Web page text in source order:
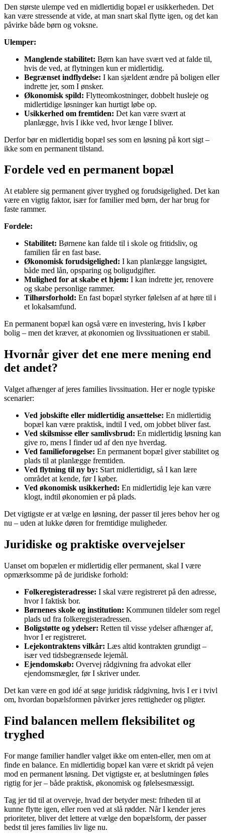
Den største ulempe ved en midlertidig bopæl er usikkerheden. Det
kan være stressende at vide, at man snart skal flytte igen, og det kan
påvirke både børn og voksne.
Ulemper:
Manglende stabilitet: Børn kan have svært ved at falde til,
hvis de ved, at flytningen kun er midlertidig.
Begrænset indflydelse: I kan sjældent ændre på boligen eller
indrette jer, som I ønsker.
Økonomisk spild: Flytteomkostninger, dobbelt husleje og
midlertidige løsninger kan hurtigt løbe op.
Usikkerhed om fremtiden: Det kan være svært at
planlægge, hvis I ikke ved, hvor længe I bliver.
Derfor bør en midlertidig bopæl ses som en løsning på kort sigt –
ikke som en permanent tilstand.
Fordele ved en permanent bopæl
At etablere sig permanent giver tryghed og forudsigelighed. Det kan
være en vigtig faktor, især for familier med børn, der har brug for
faste rammer.
Fordele:
Stabilitet: Børnene kan falde til i skole og fritidsliv, og
familien får en fast base.
Økonomisk forudsigelighed: I kan planlægge langsigtet,
både med lån, opsparing og boligudgifter.
Mulighed for at skabe et hjem: I kan indrette jer, renovere
og skabe personlige rammer.
Tilhørsforhold: En fast bopæl styrker følelsen af at høre til i
et lokalsamfund.
En permanent bopæl kan også være en investering, hvis I køber
bolig – men det kræver, at økonomien og livssituationen er stabil.
Hvornår giver det ene mere mening end
det andet?
Valget afhænger af jeres families livssituation. Her er nogle typiske
scenarier:
Ved jobskifte eller midlertidig ansættelse: En midlertidig
bopæl kan være praktisk, indtil I ved, om jobbet bliver fast.
Ved skilsmisse eller samlivsbrud: En midlertidig løsning kan
give ro, mens I finder ud af den nye hverdag.
Ved familieforøgelse: En permanent bopæl giver stabilitet og
plads til at planlægge fremtiden.
Ved flytning til ny by: Start midlertidigt, så I kan lære
området at kende, før I køber.
Ved økonomisk usikkerhed: En midlertidig leje kan være
klogt, indtil økonomien er på plads.
Det vigtigste er at vælge en løsning, der passer til jeres behov her og
nu – uden at lukke døren for fremtidige muligheder.
Juridiske og praktiske overvejelser
Uanset om bopælen er midlertidig eller permanent, skal I være
opmærksomme på de juridiske forhold:
Folkeregisteradresse: I skal være registreret på den adresse,
hvor I faktisk bor.
Børnenes skole og institution: Kommunen tildeler som regel
plads ud fra folkeregisteradressen.
Boligstøtte og ydelser: Retten til visse ydelser afhænger af,
hvor I er registreret.
Lejekontraktens vilkår: Læs altid kontrakten grundigt –
især ved tidsbegrænsede lejemål.
Ejendomskøb: Overvej rådgivning fra advokat eller
ejendomsmægler, før I skriver under.
Det kan være en god idé at søge juridisk rådgivning, hvis I er i tvivl
om, hvordan bopælsformen påvirker jeres rettigheder og pligter.
Find balancen mellem fleksibilitet og
tryghed
For mange familier handler valget ikke om enten-eller, men om at
finde en balance. En midlertidig bopæl kan være et skridt på vejen
mod en permanent løsning. Det vigtigste er, at beslutningen føles
rigtig for jer – både praktisk, økonomisk og følelsesmæssigt.
Tag jer tid til at overveje, hvad der betyder mest: friheden til at
kunne flytte igen, eller roen ved at slå rødder. Når I kender jeres
prioriteter, bliver det lettere at vælge den bopælsform, der passer
bedst til jeres families liv lige nu.